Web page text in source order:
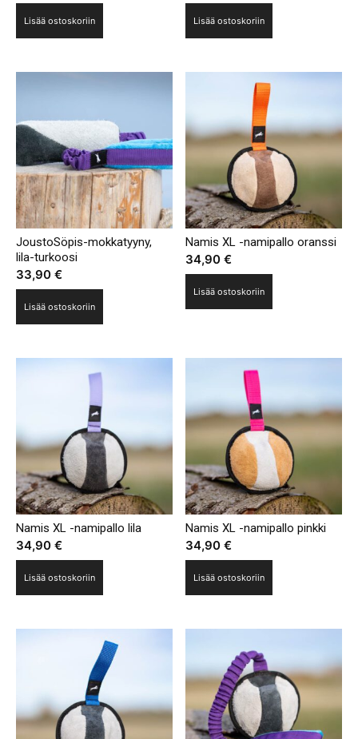
Lisää ostoskoriin Lisää ostoskoriin
JoustoSöpis-mokkatyyny,
lila-turkoosi
33,90 €
Lisää ostoskoriin
Namis XL -namipallo oranssi
34,90€
Lisää ostoskoriin
Namis XL -namipallo lila
34,90 €
Lisää ostoskoriin
Namis XL -namipallo pinkki
34,90€
Lisää ostoskoriin